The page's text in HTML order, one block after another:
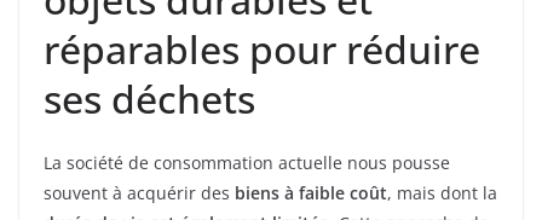
réparables pour réduire
ses déchets
La société de consommation actuelle nous pousse
souvent à acquérir des biens à faible coût, mais dont la